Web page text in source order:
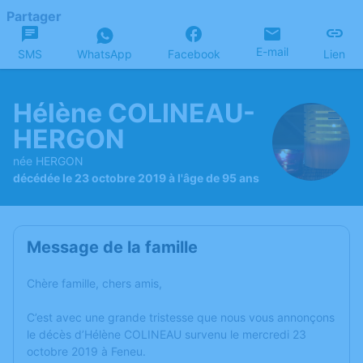
Partager
SMS WhatsApp Facebook E-mail Lien
Hélène COLINEAU-
HERGON
née HERGON
décédée le 23 octobre 2019 à l'âge de 95 ans
Message de la famille
Chère famille, chers amis,
C’est avec une grande tristesse que nous vous annonçons
le décès d’Hélène COLINEAU survenu le mercredi 23
octobre 2019 à Feneu.